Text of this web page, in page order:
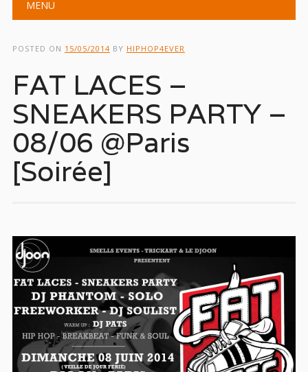
MENU
POSTED ON 15/05/2014 BY HIPHOP4EVER
FAT LACES –
SNEAKERS PARTY –
08/06 @Paris
[Soirée]